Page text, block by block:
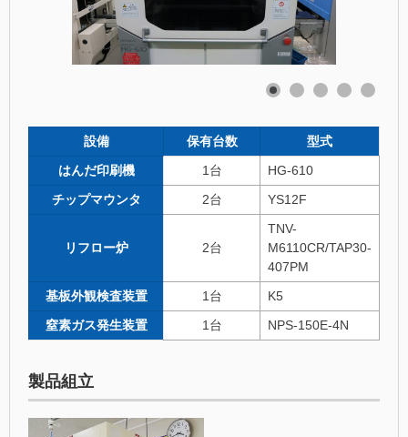
設備 保有台数
型式
はんだ印刷機
1台
HG-610
チップマウンタ
2台 YS12F
リフロー炉 2台
TNV-
M6110CR/TAP30-
407PM
基板外観検査装置
1台
K5
窒素ガス発生装置
1台 NPS-150E-4N
製品組立